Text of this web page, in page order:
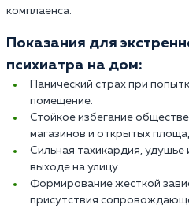
комплаенса.
Показания для
психиатра на дом:
Панический страх при
помещение.
Стойкое избегание
магазинов и открытых
Сильная тахикардия,
выходе на улицу.
Формирование жесткой
присутствия